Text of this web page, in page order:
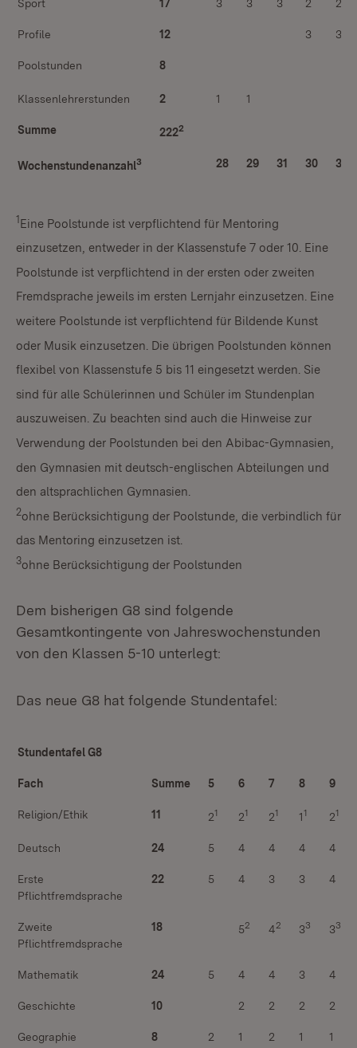
Sport 17 3 3 3 2 2
Profile 12 3 3
Poolstunden 8
Klassenlehrerstunden 2 1 1
Summe 2222
Wochenstundenanzahl3 28 29 31 30 31
1Eine Poolstunde ist verpflichtend für Mentoring
einzusetzen, entweder in der Klassenstufe 7 oder 10. Eine
Poolstunde ist verpflichtend in der ersten oder zweiten
Fremdsprache jeweils im ersten Lernjahr einzusetzen. Eine
weitere Poolstunde ist verpflichtend für Bildende Kunst
oder Musik einzusetzen. Die übrigen Poolstunden können
flexibel von Klassenstufe 5 bis 11 eingesetzt werden. Sie
sind für alle Schülerinnen und Schüler im Stundenplan
auszuweisen. Zu beachten sind auch die Hinweise zur
Verwendung der Poolstunden bei den Abibac-Gymnasien,
den Gymnasien mit deutsch-englischen Abteilungen und
den altsprachlichen Gymnasien.
2ohne Berücksichtigung der Poolstunde, die verbindlich für
das Mentoring einzusetzen ist.
3ohne Berücksichtigung der Poolstunden
Dem bisherigen G8 sind folgende
Gesamtkontingente von Jahreswochenstunden
von den Klassen 5-10 unterlegt:
Das neue G8 hat folgende Stundentafel:
Stundentafel G8
Fach Summe 5 6 7 8 9
Religion/Ethik 11 21 21 21 11 21
Deutsch 24 5 4 4 4 4
Erste
Pflichtfremdsprache
22 5 4 3 3 4
Zweite
Pflichtfremdsprache
18 52 42 33 33
Mathematik 24 5 4 4 3 4
Geschichte 10 2 2 2 2
Geographie 8 2 1 2 1 1